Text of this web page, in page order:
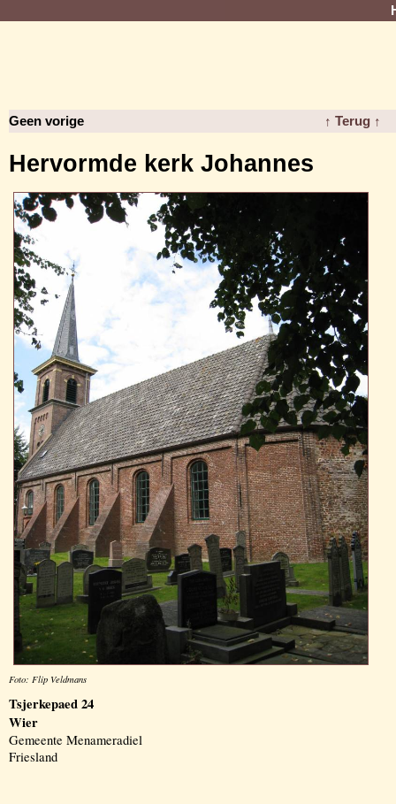
Geen vorige ↑ Terug ↑
Hervormde kerk Johannes
Foto: Flip Veldmans
Tsjerkepaed 24
Wier
Gemeente Menameradiel
Friesland